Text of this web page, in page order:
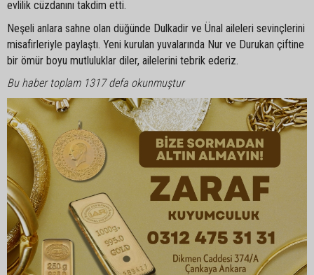
evlilik cüzdanını takdim etti.
Neşeli anlara sahne olan düğünde Dulkadir ve Ünal aileleri sevinçlerini
misafirleriyle paylaştı. Yeni kurulan yuvalarında Nur ve Durukan çiftine
bir ömür boyu mutluluklar diler, ailelerini tebrik ederiz.
Bu haber toplam 1317 defa okunmuştur